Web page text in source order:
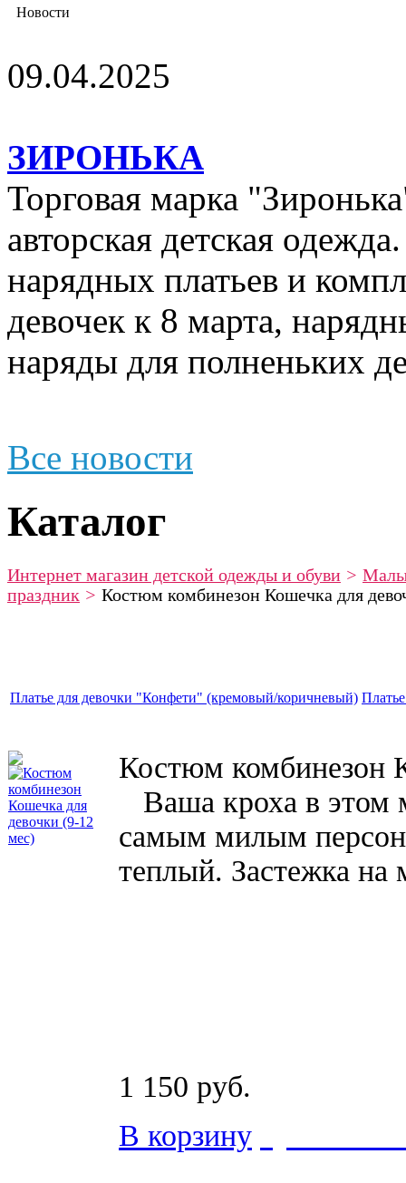
Новости
09.04.2025
ЗИРОНЬКА
Торговая марка
авторская детская
нарядных платьев и
девочек к 8 марта,
наряды для полненьких
Все новости
Каталог
Интернет магазин детской одежды и обуви >
праздник > Костюм комбинезон Кошечка для
Платье для девочки "Конфети" (кремовый/коричневый)
Костюм комбинезон
Ваша кроха в этом
самым милым
теплый. Застежка на
1 150 руб.
В корзину